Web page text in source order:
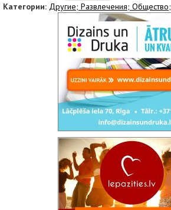
Категории: Другие; Развлечения; Oбщество;